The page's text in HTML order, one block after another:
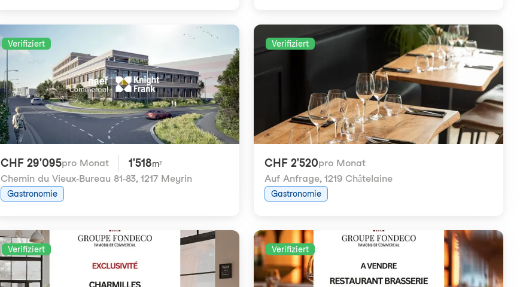
Verifiziert
CHF 29'095pro Monat 1'518m²
Chemin du Vieux-Bureau 81-83, 1217 Meyrin
Gastronomie
Verifiziert
CHF 2'520pro Monat
Auf Anfrage, 1219 Châtelaine
Gastronomie
Verifiziert Verifiziert